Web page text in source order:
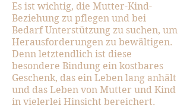
Es ist wichtig, die Mutter-Kind-
Beziehung zu pflegen und bei
Bedarf Unterstützung zu suchen, um
Herausforderungen zu bewältigen.
Denn letztendlich ist diese
besondere Bindung ein kostbares
Geschenk, das ein Leben lang anhält
und das Leben von Mutter und Kind
in vielerlei Hinsicht bereichert.